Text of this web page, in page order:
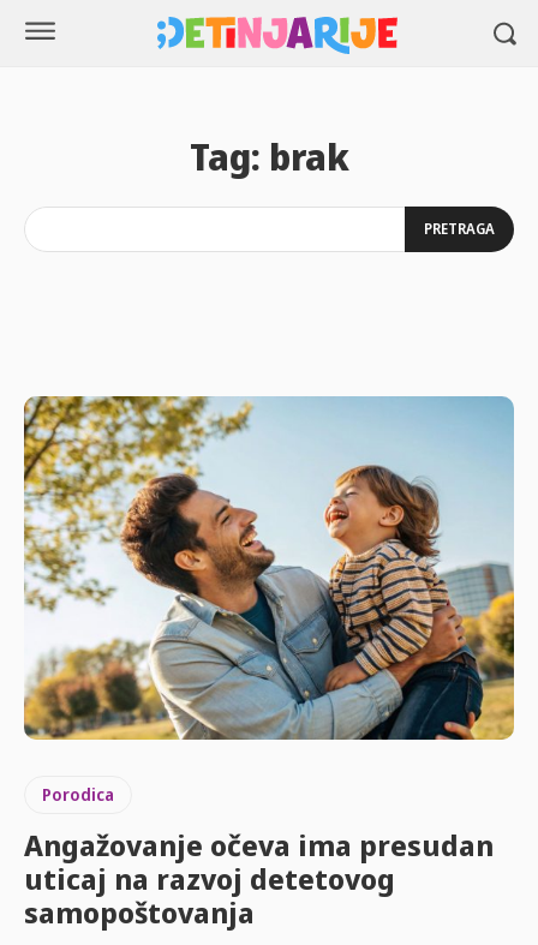
Tag: brak
PRETRAGA
Porodica
Angažovanje očeva ima presudan
uticaj na razvoj detetovog
samopoštovanja